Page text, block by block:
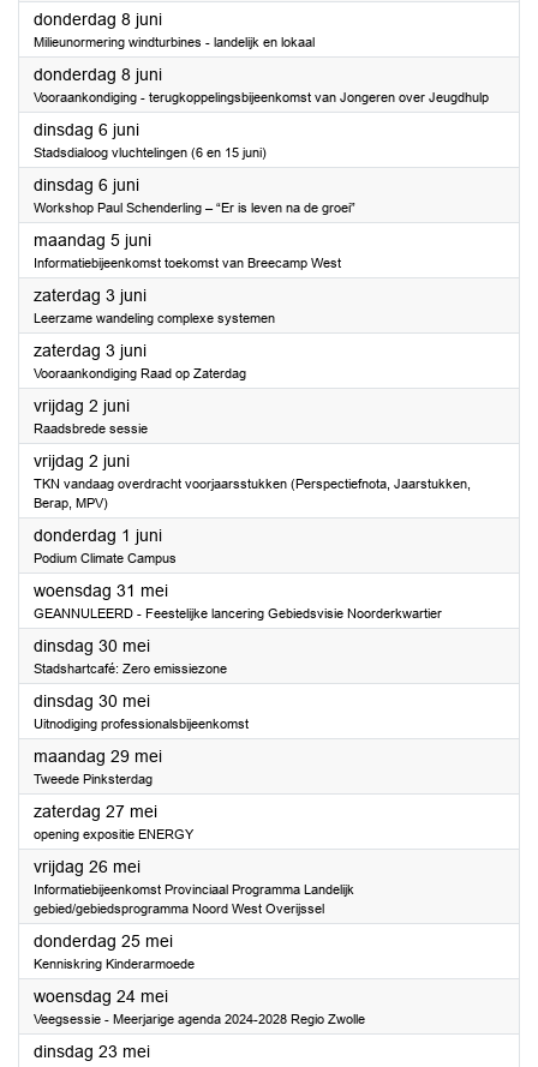
donderdag 8 juni2023
Milieunormering windturbines - landelijk en lokaal
donderdag 8 juni2023
Vooraankondiging - terugkoppelingsbijeenkomst van Jongeren over Jeugdhulp
dinsdag 6 juni2023
Stadsdialoog vluchtelingen (6 en 15 juni)
dinsdag 6 juni2023
Workshop Paul Schenderling – “Er is leven na de groei”
maandag 5 juni2023
Informatiebijeenkomst toekomst van Breecamp West
zaterdag 3 juni2023
Leerzame wandeling complexe systemen
zaterdag 3 juni2023
Vooraankondiging Raad op Zaterdag
vrijdag 2 juni2023
Raadsbrede sessie
vrijdag 2 juni2023
TKN vandaag overdracht voorjaarsstukken (Perspectiefnota, Jaarstukken,
Berap, MPV)
donderdag 1 juni2023
Podium Climate Campus
woensdag 31 mei2023
GEANNULEERD - Feestelijke lancering Gebiedsvisie Noorderkwartier
dinsdag 30 mei2023
Stadshartcafé: Zero emissiezone
dinsdag 30 mei2023
Uitnodiging professionalsbijeenkomst
maandag 29 mei2023
Tweede Pinksterdag
zaterdag 27 mei2023
opening expositie ENERGY
vrijdag 26 mei2023
Informatiebijeenkomst Provinciaal Programma Landelijk
gebied/gebiedsprogramma Noord West Overijssel
donderdag 25 mei2023
Kenniskring Kinderarmoede
woensdag 24 mei2023
Veegsessie - Meerjarige agenda 2024-2028 Regio Zwolle
dinsdag 23 mei2023